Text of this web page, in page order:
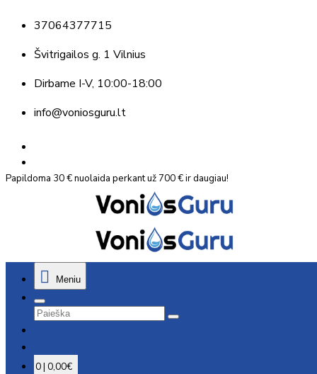
37064377715
Švitrigailos g. 1 Vilnius
Dirbame I-V, 10:00-18:00
info@voniosguru.lt
Papildoma 30 € nuolaida perkant už 700 € ir daugiau!
Meniu
0 | 0,00€